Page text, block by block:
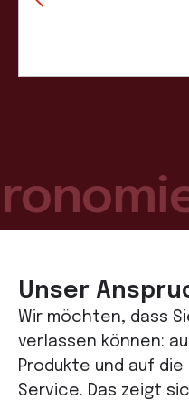
Unser
Wir möchten, dass
verlassen können:
Produkte und auf
Service. Das zeigt